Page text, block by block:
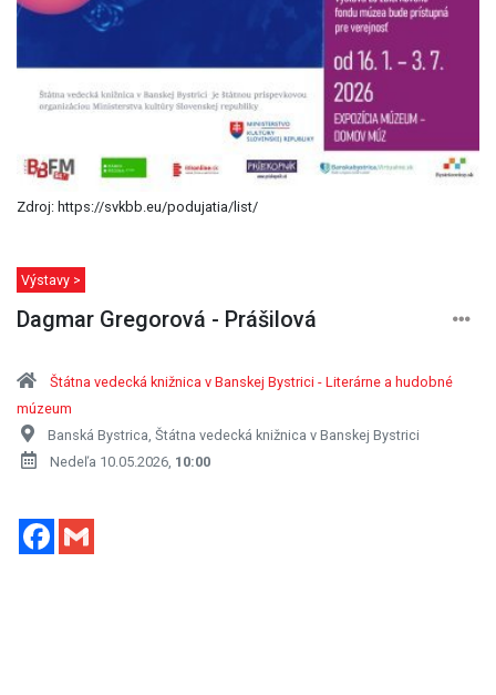
Zdroj: https://svkbb.eu/podujatia/list/
Výstavy >
Dagmar Gregorová - Prášilová
Štátna vedecká knižnica v Banskej Bystrici - Literárne a hudobné
múzeum
Banská Bystrica, Štátna vedecká knižnica v Banskej Bystrici
Nedeľa 10.05.2026, 10:00
Facebook